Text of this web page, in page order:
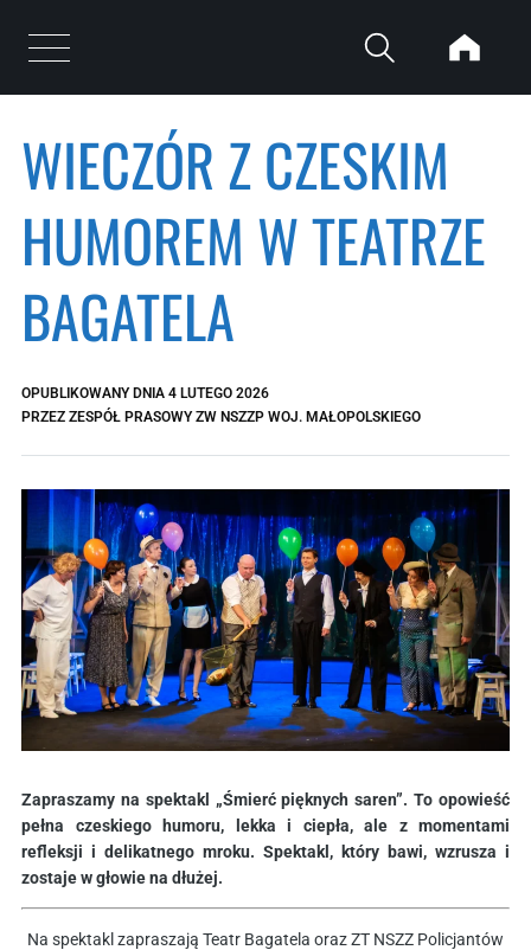
Otwórz menu
WIECZÓR Z CZESKIM
HUMOREM W TEATRZE
BAGATELA
OPUBLIKOWANY DNIA 4 LUTEGO 2026
PRZEZ ZESPÓŁ PRASOWY ZW NSZZP WOJ. MAŁOPOLSKIEGO
Zapraszamy na spektakl „Śmierć pięknych saren”. To opowieść
pełna czeskiego humoru, lekka i ciepła, ale z momentami
refleksji i delikatnego mroku. Spektakl, który bawi, wzrusza i
zostaje w głowie na dłużej.
Na spektakl zapraszają Teatr Bagatela oraz ZT NSZZ Policjantów